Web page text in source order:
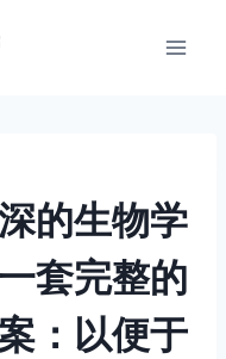
的生物学
套完整的
：以便于